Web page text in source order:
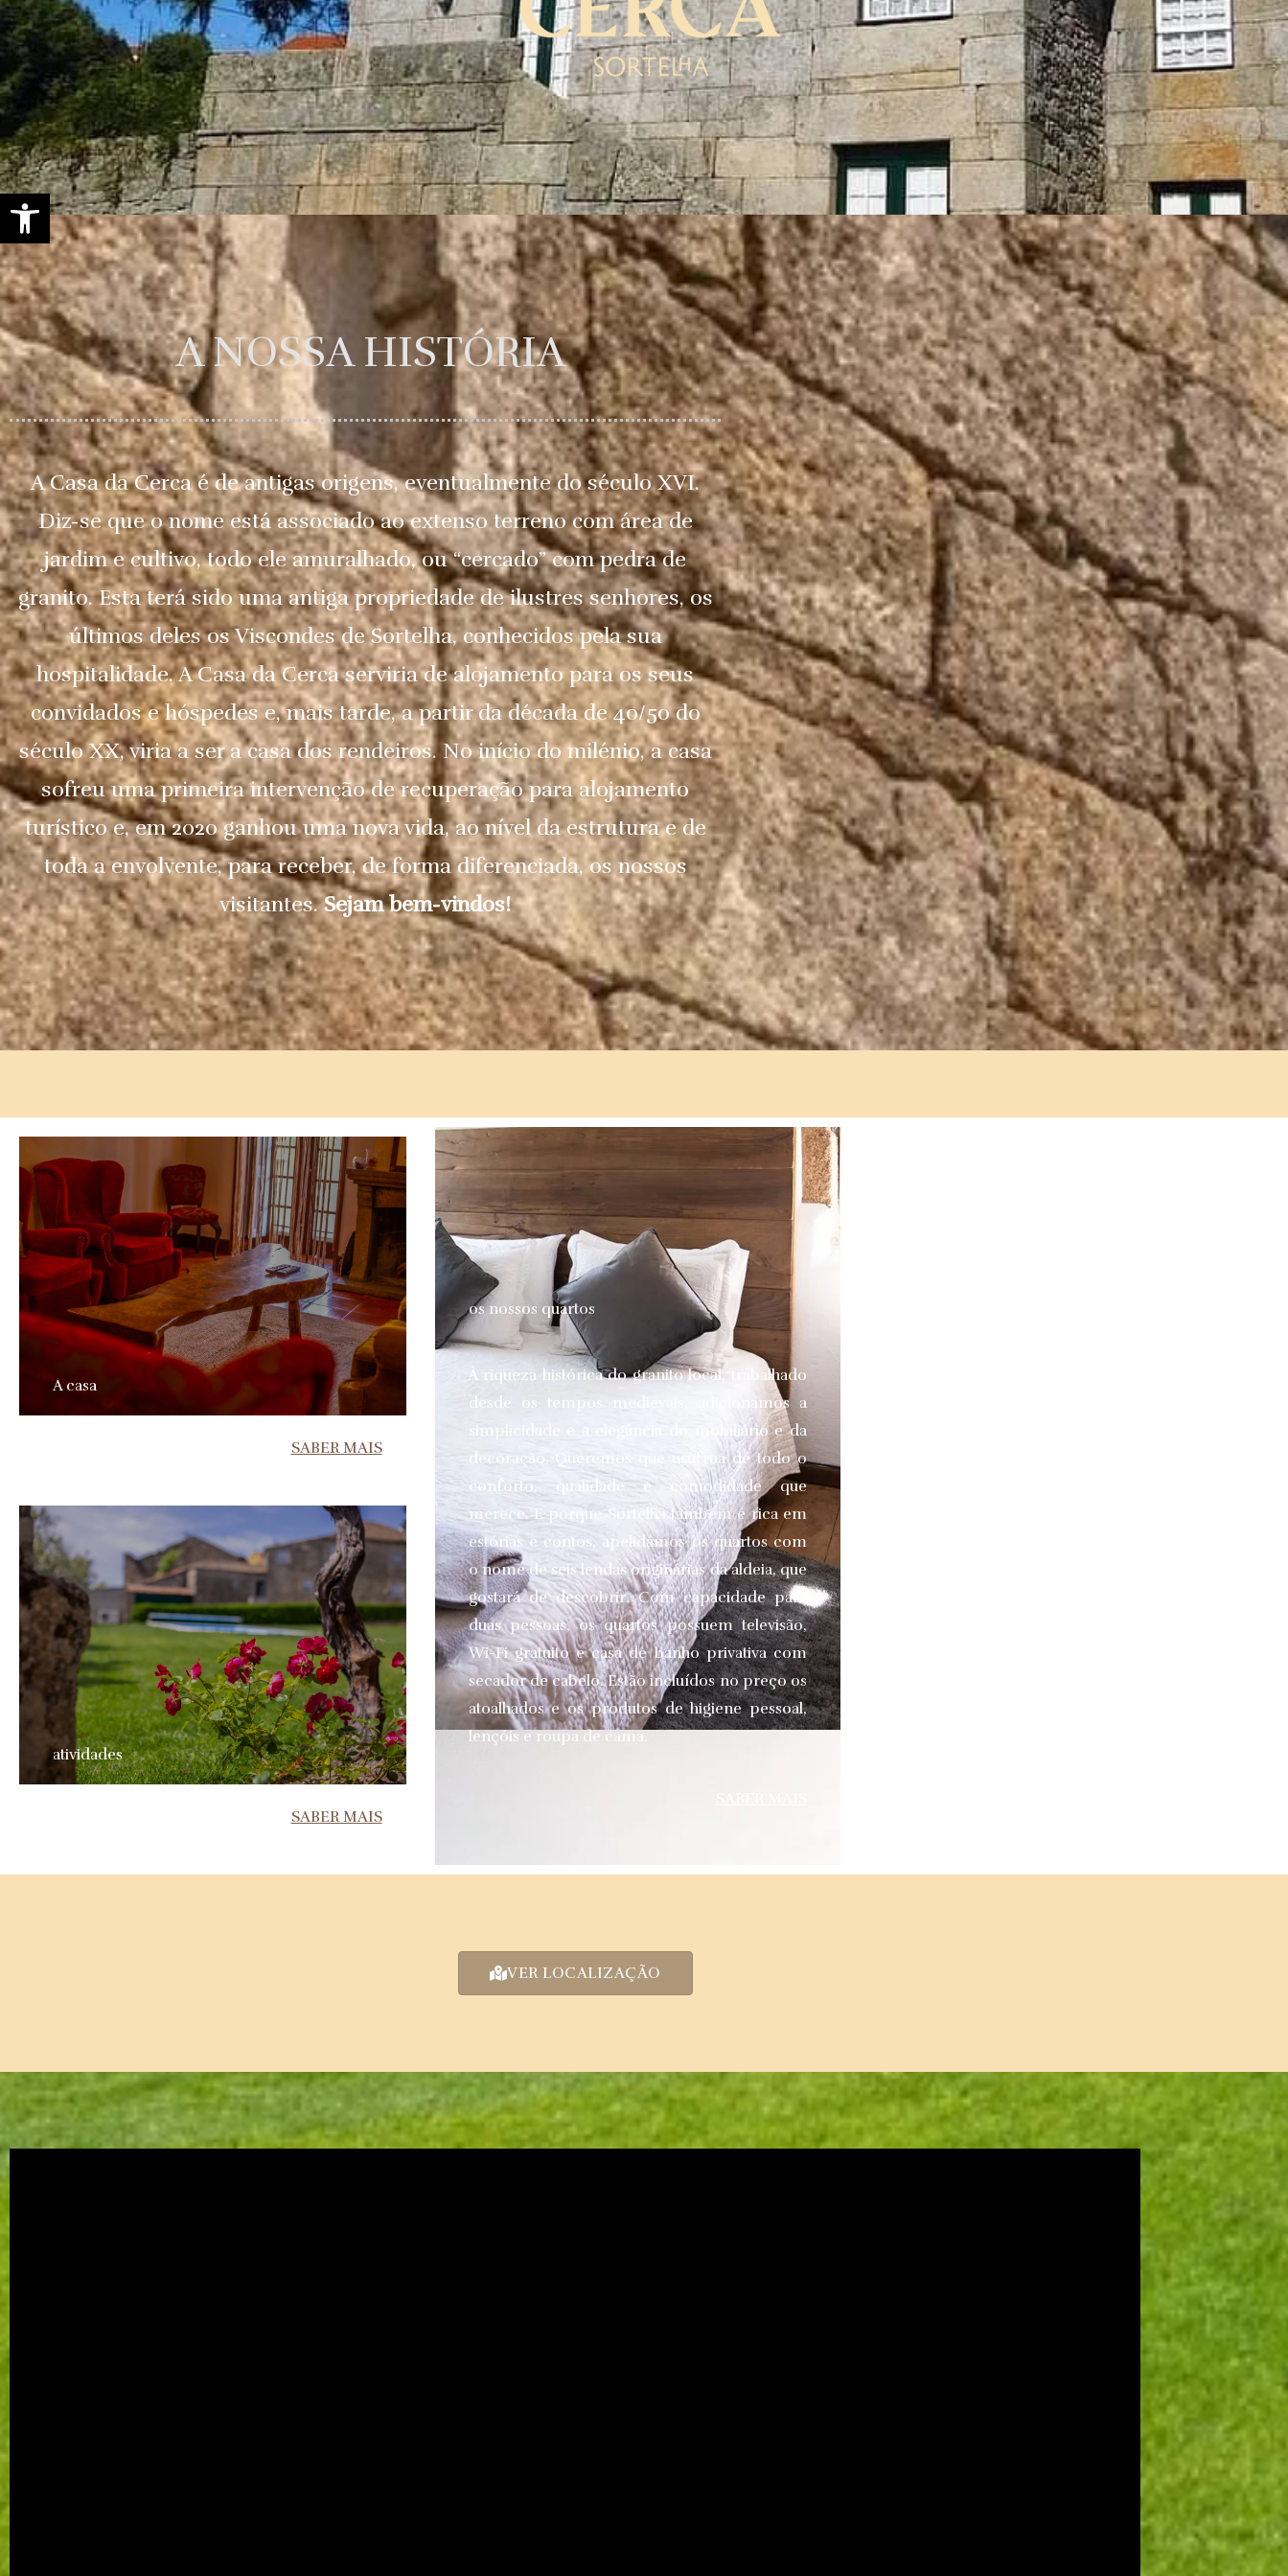
Open toolbar
A NOSSA HISTÓRIA
A Casa da Cerca é de antigas origens, eventualmente do século XVI.
Diz-se que o nome está associado ao extenso terreno com área de
jardim e cultivo, todo ele amuralhado, ou “cercado” com pedra de
granito. Esta terá sido uma antiga propriedade de ilustres senhores, os
últimos deles os Viscondes de Sortelha, conhecidos pela sua
hospitalidade. A Casa da Cerca serviria de alojamento para os seus
convidados e hóspedes e, mais tarde, a partir da década de 40/50 do
século XX, viria a ser a casa dos rendeiros. No início do milénio, a casa
sofreu uma primeira intervenção de recuperação para alojamento
turístico e, em 2020 ganhou uma nova vida, ao nível da estrutura e de
toda a envolvente, para receber, de forma diferenciada, os nossos
visitantes.Sejam bem-vindos!
A casa
SABER MAIS
atividades
SABER MAIS
os nossos quartos
À riqueza histórica do granito local, trabalhado
desde os tempos medievais, adicionamos a
simplicidade e a elegância do mobiliário e da
decoração. Queremos que usufrua de todo o
conforto, qualidade e comodidade que
merece.E porque Sortelha também é rica em
estórias e contos, apelidámos os quartos com
o nome de seis lendas originárias da aldeia, que
gostará de descobrir. Com capacidade para
duas pessoas, os quartos possuem televisão,
Wi-Fi gratuito e casa de banho privativa com
secador de cabelo. Estão incluídos no preço os
atoalhados e os produtos de higiene pessoal,
lençóis e roupa de cama.
VER LOCALIZAÇÃO